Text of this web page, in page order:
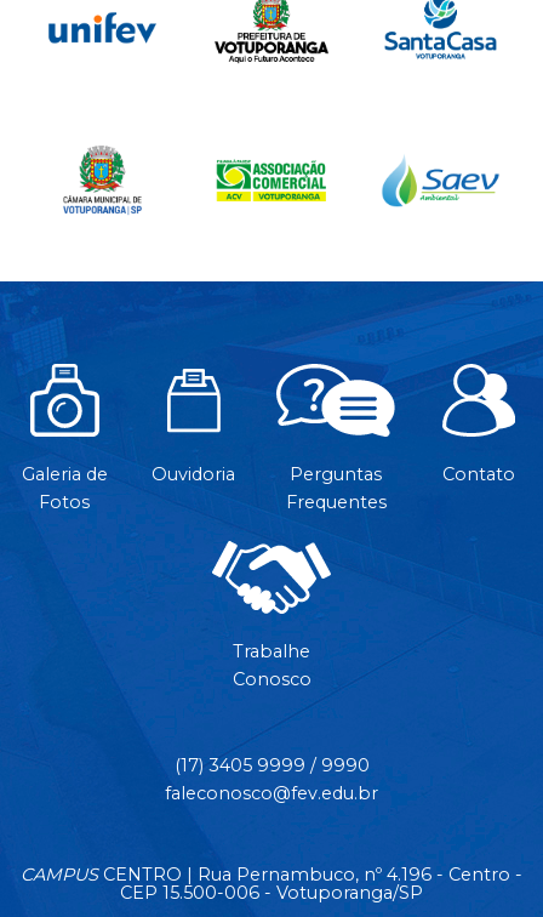
Galeria de
Fotos
Ouvidoria
Perguntas
Frequentes
Contato
Trabalhe
Conosco
(17) 3405 9999 / 9990
faleconosco@fev.edu.br
CAMPUSCENTRO | Rua Pernambuco, nº 4.196 - Centro -
CEP 15.500-006 - Votuporanga/SP